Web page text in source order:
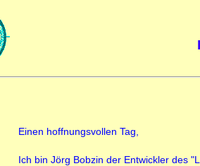
Einen hoffnungsvollen Tag,
Ich bin Jörg Bobzin der Entwickler des